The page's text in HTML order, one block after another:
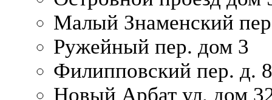
Малый Знаменский
Ружейный пер. дом 3
Филипповский пер. д. 8
Новый Арбат ул. дом